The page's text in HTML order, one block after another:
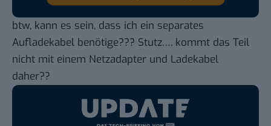
btw, kann es sein, dass ich ein separates
Aufladekabel benötige??? Stutz…. kommt das Teil
nicht mit einem Netzadapter und Ladekabel
daher??